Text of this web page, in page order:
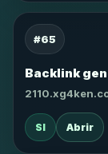
#65
Backlink
SI Abrir